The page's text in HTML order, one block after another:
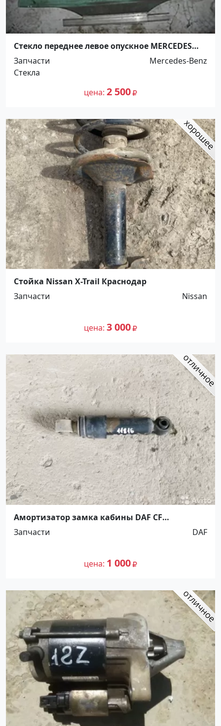
Стекло переднее левое опускное MERCEDES
BENZ E-CLASS 1996- Краснодар
Запчасти
Mercedes-Benz
Стекла
цена 2 500
Стойка Nissan X-Trail Краснодар
Запчасти
Nissan
цена 3 000
Амортизатор замка кабины DAF CF
Ст.Холмская
Запчасти DAF
цена 1 000